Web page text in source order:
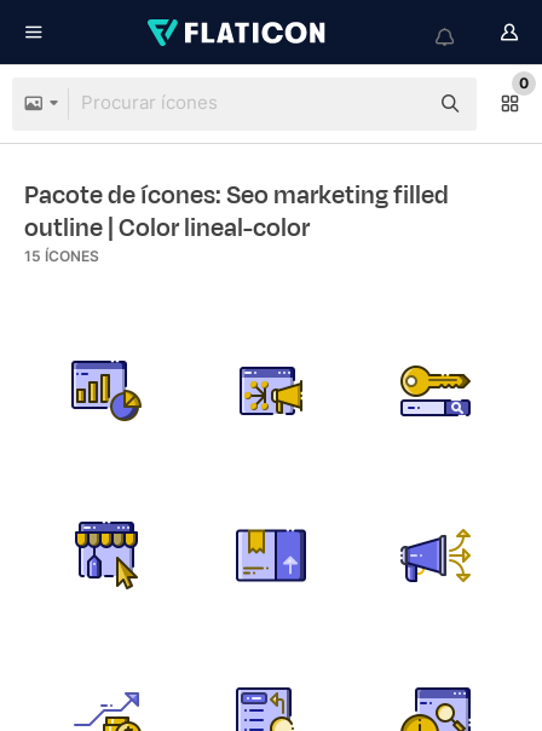
0
Pacote de ícones: Seo marketing filled
outline| Color lineal-color
15 ÍCONES